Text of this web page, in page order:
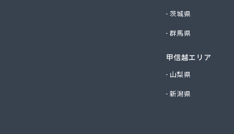
京都府LPガス協会（一般社団法人）・保安センター
茨城県
群馬県
甲信越エリア
山梨県
新潟県